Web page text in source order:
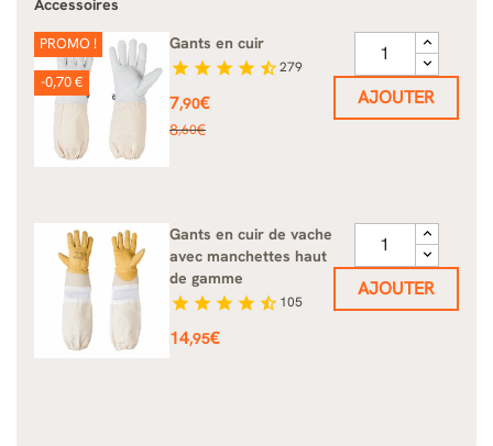
Gants en cuir
star star star star star_half279
Prix
7,90€
Prix
8,60€
PROMO !
-0,70 €
AJOUTER
Gants en cuir de vache
avec manchettes haut
de gamme
star star star star star_half 105
Prix
14,95€
AJOUTER